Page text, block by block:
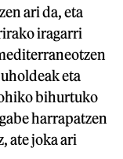
ari da, eta
iragarri
eta
bihurtuko
harrapatzen
ate joka ari